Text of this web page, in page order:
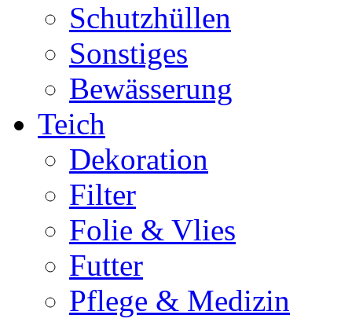
Schutzhüllen
Sonstiges
Bewässerung
Teich
Dekoration
Filter
Folie & Vlies
Futter
Pflege & Medizin